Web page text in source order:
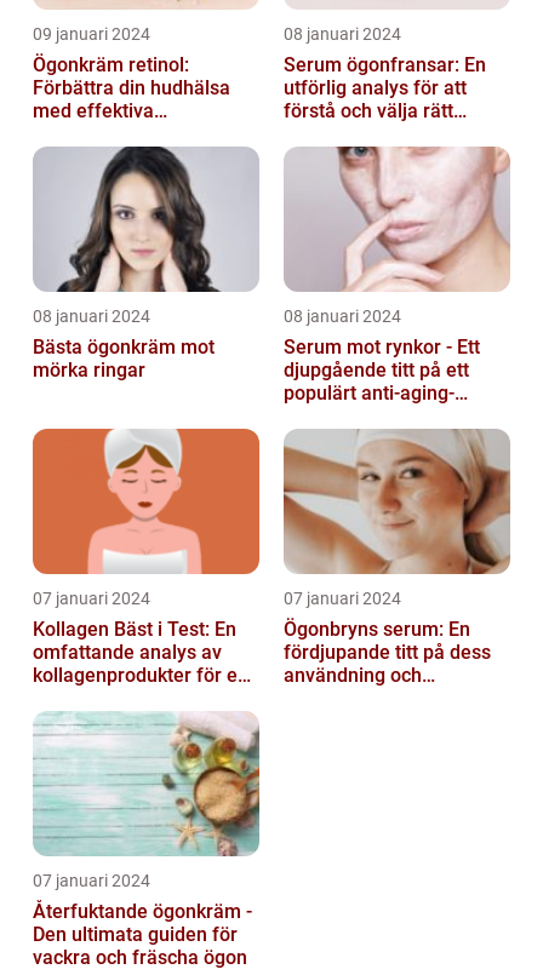
09 januari 2024
Ögonkräm retinol:
Förbättra din hudhälsa
med effektiva
08 januari 2024
Serum ögonfransar: En
utförlig analys för att
förstå och välja rätt
08 januari 2024
Bästa ögonkräm mot
mörka ringar
08 januari 2024
Serum mot rynkor - Ett
djupgående titt på ett
populärt anti-aging-
hudens åld...
07 januari 2024
Kollagen Bäst i Test: En
omfattande analys av
kollagenprodukter för en
hud...
07 januari 2024
Ögonbryns serum: En
fördjupande titt på dess
användning och
07 januari 2024
Återfuktande ögonkräm -
Den ultimata guiden för
vackra och fräscha ögon